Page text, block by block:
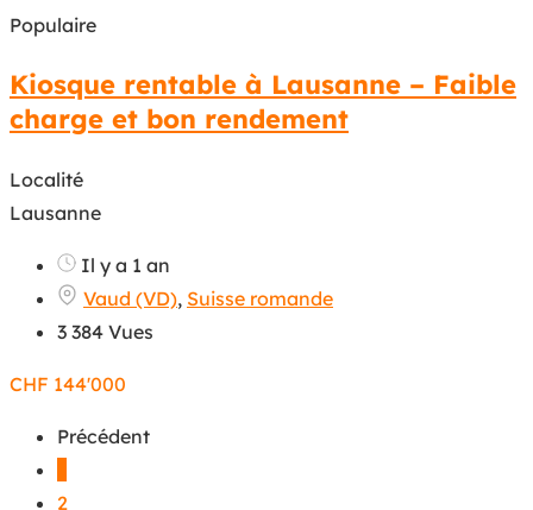
Populaire
Kiosque rentable à Lausanne – Faible
charge et bon rendement
Localité
Lausanne
Il y a 1 an
Vaud (VD), Suisse romande
3 384 Vues
CHF 144'000
Précédent
2